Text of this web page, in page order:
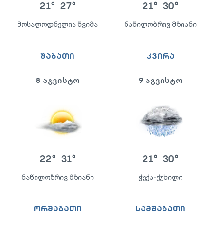
21° 27°
მოსალოდნელია წვიმა
21° 30°
ნაწილობრივ მზიანი
შაბათი
8 აგვისტო
22° 31°
ნაწილობრივ მზიანი
კვირა
9 აგვისტო
21° 30°
ჭექა-ქუხილი
ორშაბათი სამშაბათი